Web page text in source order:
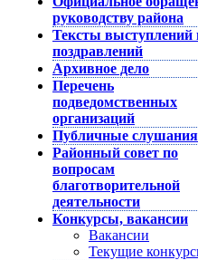
руководству района
Тексты выступлений
поздравлений
Архивное дело
Перечень
подведомственных
организаций
Публичные слушания
Районный совет по
вопросам
благотворительной
деятельности
Конкурсы, вакансии
Вакансии
Текущие